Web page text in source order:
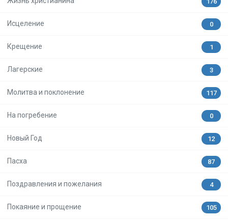
Исцеление 0
Крещение 1
Лагерские 3
Молитва и поклонение 117
На погребение 0
Новый Год 12
Пасха 87
Поздравления и пожелания 4
Покаяние и прощение 105